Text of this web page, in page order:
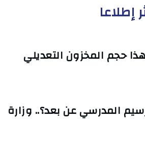
إطلاعا
حجم المخزون التعديلي
المدرسي عن بعد؟.. وزارة